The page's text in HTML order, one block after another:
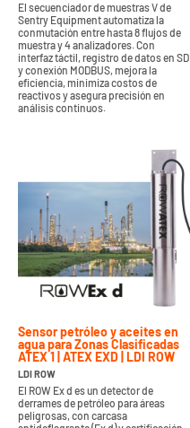
El secuenciador de muestras V de
Sentry Equipment automatiza la
conmutación entre hasta 8 flujos de
muestra y 4 analizadores. Con
interfaz táctil, registro de datos en SD
y conexión MODBUS, mejora la
eficiencia, minimiza costos de
reactivos y asegura precisión en
análisis continuos.
Sensor petróleo y aceites en
agua para Zonas Clasificadas
ATEX 1 | ATEX EXD | LDI ROW
LDI ROW
El ROW Ex d es un detector de
derrames de petróleo para áreas
peligrosas, con carcasa